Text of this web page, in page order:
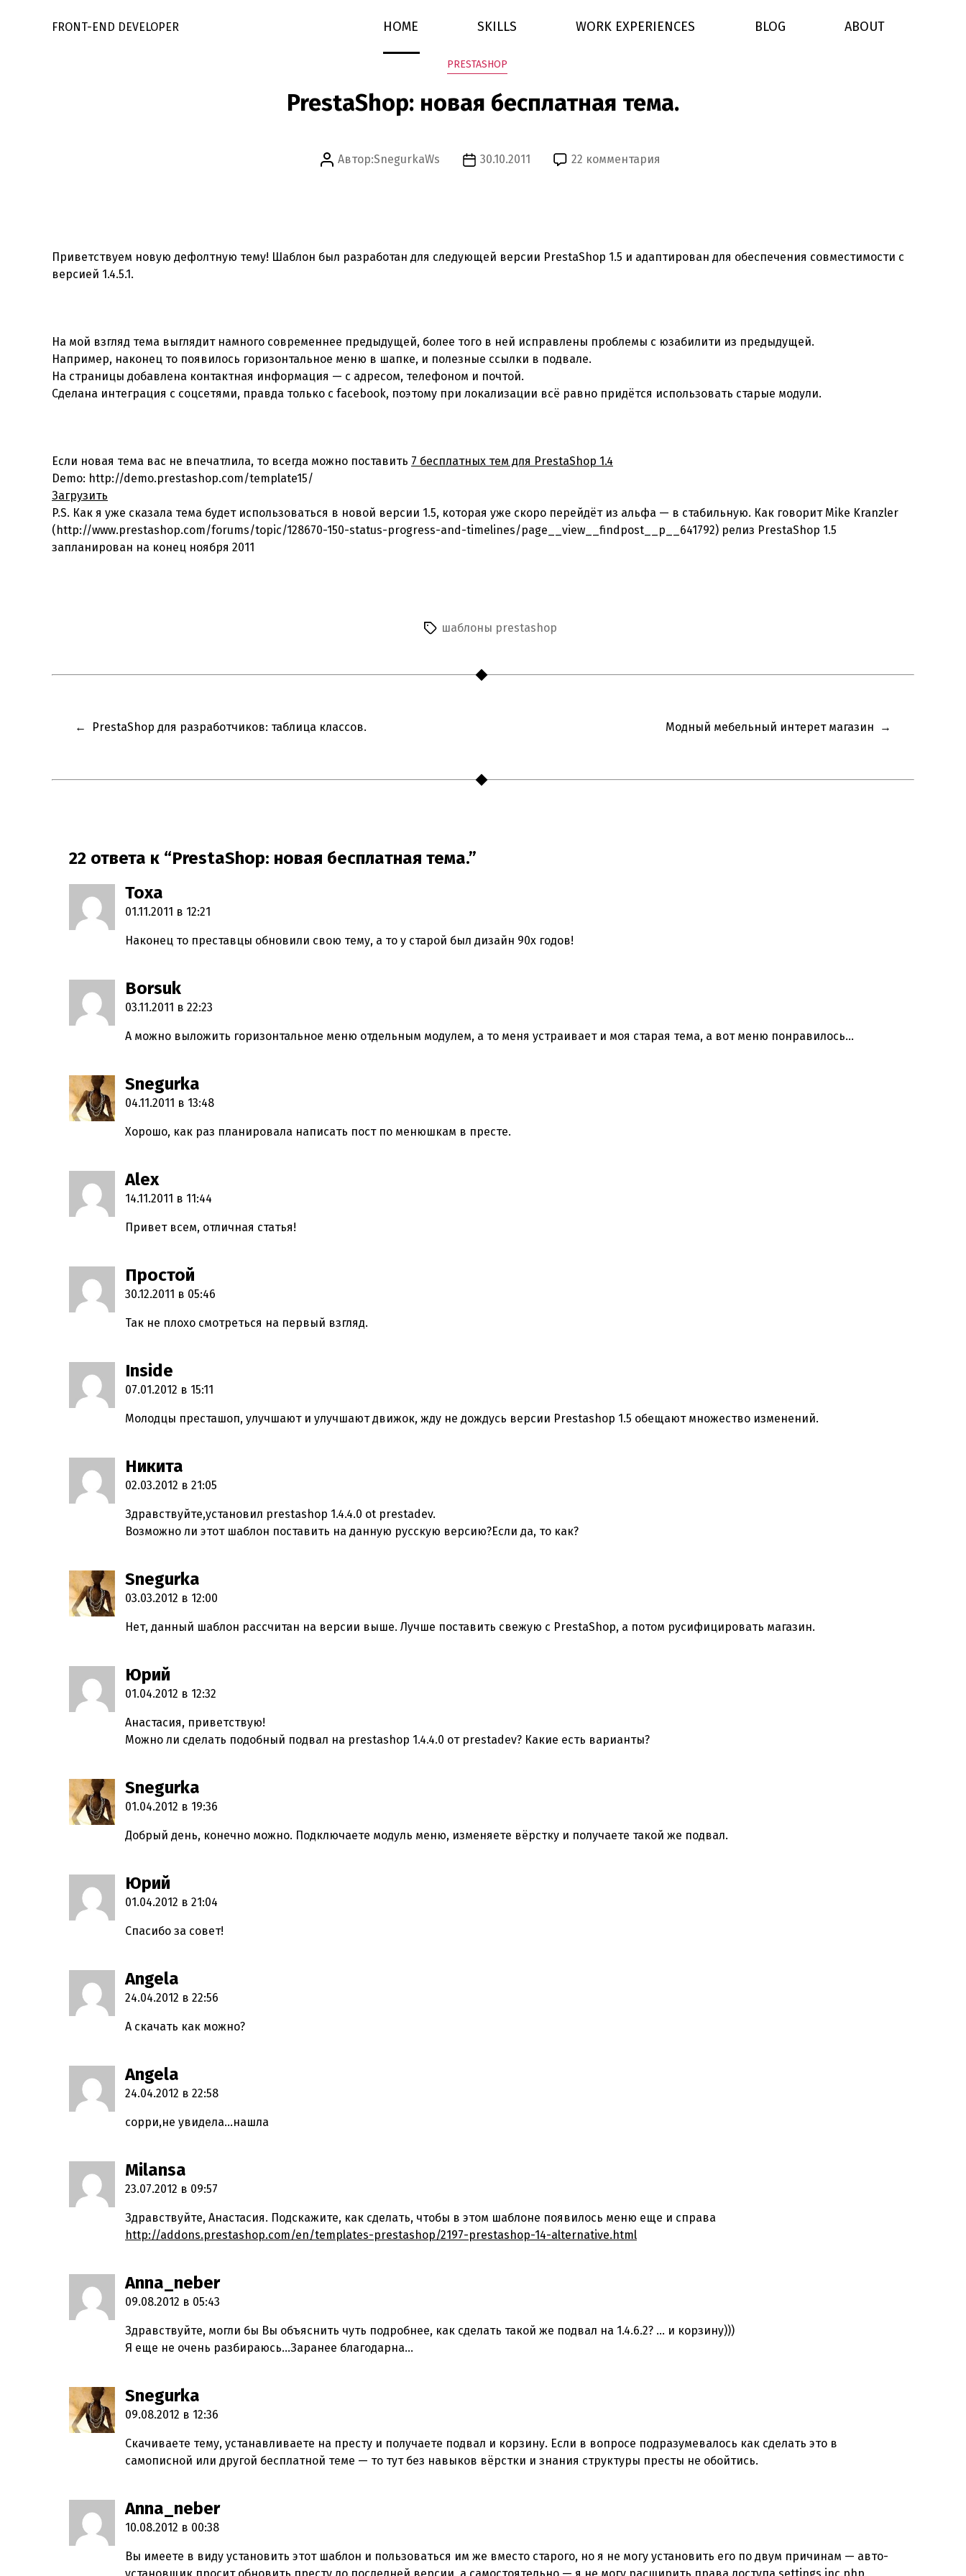
FRONT-END DEVELOPER HOME SKILLS WORK EXPERIENCES BLOG ABOUT
Рубрики
PRESTASHOP
PrestaShop: новая бесплатная тема.
Автор
Автор:SnegurkaWs
Дата
30.10.2011 22 комментария
Приветствуем новую дефолтную тему! Шаблон был разработан для следующей версии PrestaShop 1.5 и адаптирован для обеспечения совместимости с
версией 1.4.5.1.
На мой взгляд тема выглядит намного современнее предыдущей, более того в ней исправлены проблемы с юзабилити из предыдущей.
Например, наконец то появилось горизонтальное меню в шапке, и полезные ссылки в подвале.
На страницы добавлена контактная информация — с адресом, телефоном и почтой.
Сделана интеграция с соцсетями, правда только с facebook, поэтому при локализации всё равно придётся использовать старые модули.
Если новая тема вас не впечатлила, то всегда можно поставить 7 бесплатных тем для PrestaShop 1.4
Demo: http://demo.prestashop.com/template15/
Загрузить
P.S. Как я уже сказала тема будет использоваться в новой версии 1.5, которая уже скоро перейдёт из альфа — в стабильную. Как говорит Mike Kranzler
(http://www.prestashop.com/forums/topic/128670-150-status-progress-and-timelines/page__view__findpost__p__641792) релиз PrestaShop 1.5
запланирован на конец ноября 2011
Метки
шаблоны prestashop
← PrestaShop для разработчиков: таблица классов. →
Модный мебельный интерет магазин
22 ответа к “PrestaShop: новая бесплатная тема.”
Тоха
01.11.2011 в 12:21
Наконец то преставцы обновили свою тему, а то у старой был дизайн 90х годов!
Borsukпишет:
03.11.2011 в 22:23
А можно выложить горизонтальное меню отдельным модулем, а то меня устраивает и моя старая тема, а вот меню понравилось…
Snegurka
04.11.2011 в 13:48
Хорошо, как раз планировала написать пост по менюшкам в престе.
Alexпишет:
14.11.2011 в 11:44
Привет всем, отличная статья!
Простой
30.12.2011 в 05:46
Так не плохо смотреться на первый взгляд.
Inside
07.01.2012 в 15:11
Молодцы престашоп, улучшают и улучшают движок, жду не дождусь версии Prestashop 1.5 обещают множество изменений.
Никита
02.03.2012 в 21:05
Здравствуйте,установил prestashop 1.4.4.0 ot prestadev.
Возможно ли этот шаблон поставить на данную русскую версию?Если да, то как?
Snegurka
03.03.2012 в 12:00
Нет, данный шаблон рассчитан на версии выше. Лучше поставить свежую с PrestaShop, а потом русифицировать магазин.
Юрий
01.04.2012 в 12:32
Анастасия, приветствую!
Можно ли сделать подобный подвал на prestashop 1.4.4.0 от prestadev? Какие есть варианты?
Snegurka
01.04.2012 в 19:36
Добрый день, конечно можно. Подключаете модуль меню, изменяете вёрстку и получаете такой же подвал.
Юрий
01.04.2012 в 21:04
Спасибо за совет!
Angela
24.04.2012 в 22:56
А скачать как можно?
Angela
24.04.2012 в 22:58
сорри,не увидела…нашла
Milansa
23.07.2012 в 09:57
Здравствуйте, Анастасия. Подскажите, как сделать, чтобы в этом шаблоне появилось меню еще и справа
http://addons.prestashop.com/en/templates-prestashop/2197-prestashop-14-alternative.html
Anna_neberпишет:
09.08.2012 в 05:43
Здравствуйте, могли бы Вы объяснить чуть подробнее, как сделать такой же подвал на 1.4.6.2? … и корзину)))
Я еще не очень разбираюсь…Заранее благодарна…
Snegurka
09.08.2012 в 12:36
Скачиваете тему, устанавливаете на престу и получаете подвал и корзину. Если в вопросе подразумевалось как сделать это в
самописной или другой бесплатной теме — то тут без навыков вёрстки и знания структуры престы не обойтись.
Anna_neberпишет:
10.08.2012 в 00:38
Вы имеете в виду установить этот шаблон и пользоваться им же вместо старого, но я не могу установить его по двум причинам — авто-